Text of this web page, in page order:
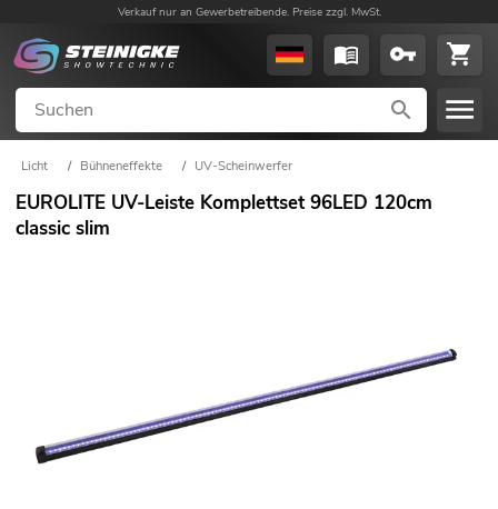
Verkauf nur an Gewerbetreibende. Preise zzgl. MwSt.
Licht / Bühneneffekte / UV-Scheinwerfer
EUROLITE UV-Leiste Komplettset 96LED 120cm
classic slim